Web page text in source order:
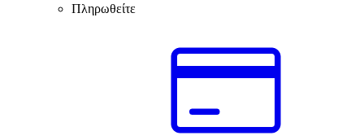
Πληρωθείτε